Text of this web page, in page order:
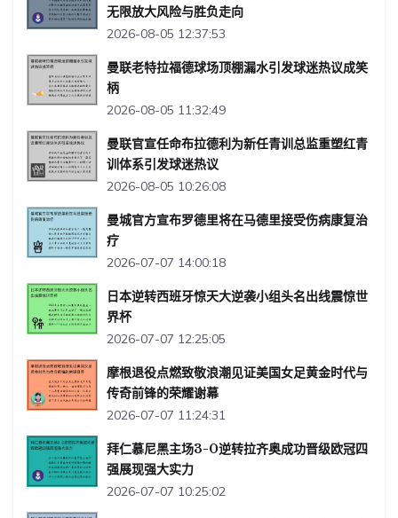
无限放大风险与胜负走向
2026-08-05 12:37:53
曼联老特拉福德球场顶棚漏水引发球迷热议成笑
柄
2026-08-05 11:32:49
曼联官宣任命布拉德利为新任青训总监重塑红青
训体系引发球迷热议
2026-08-05 10:26:08
曼城官方宣布罗德里将在马德里接受伤病康复治
疗
2026-07-07 14:00:18
日本逆转西班牙惊天大逆袭小组头名出线震惊世
界杯
2026-07-07 12:25:05
摩根退役点燃致敬浪潮见证美国女足黄金时代与
传奇前锋的荣耀谢幕
2026-07-07 11:24:31
拜仁慕尼黑主场3-0逆转拉齐奥成功晋级欧冠四
强展现强大实力
2026-07-07 10:25:02